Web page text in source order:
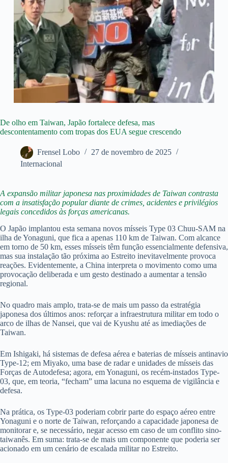
De olho em Taiwan, Japão fortalece defesa, mas
descontentamento com tropas dos EUA segue crescendo
Frensel Lobo
27 de novembro de 2025
Internacional
A expansão militar japonesa nas proximidades de Taiwan contrasta
com a insatisfação popular diante de crimes, acidentes e privilégios
legais concedidos às forças americanas.
O Japão implantou esta semana novos mísseis Type 03 Chuu-SAM na
ilha de Yonaguni, que fica a apenas 110 km de Taiwan. Com alcance
em torno de 50 km, esses mísseis têm função essencialmente defensiva,
mas sua instalação tão próxima ao Estreito inevitavelmente provoca
reações. Evidentemente, a China interpreta o movimento como uma
provocação deliberada e um gesto destinado a aumentar a tensão
regional.
No quadro mais amplo, trata-se de mais um passo da estratégia
japonesa dos últimos anos: reforçar a infraestrutura militar em todo o
arco de ilhas de Nansei, que vai de Kyushu até as imediações de
Taiwan.
Em Ishigaki, há sistemas de defesa aérea e baterias de mísseis antinavio
Type-12; em Miyako, uma base de radar e unidades de mísseis das
Forças de Autodefesa; agora, em Yonaguni, os recém-instados Type-
03, que, em teoria, “fecham” uma lacuna no esquema de vigilância e
defesa.
Na prática, os Type-03 poderiam cobrir parte do espaço aéreo entre
Yonaguni e o norte de Taiwan, reforçando a capacidade japonesa de
monitorar e, se necessário, negar acesso em caso de um conflito sino-
taiwanês. Em suma: trata-se de mais um componente que poderia ser
acionado em um cenário de escalada militar no Estreito.